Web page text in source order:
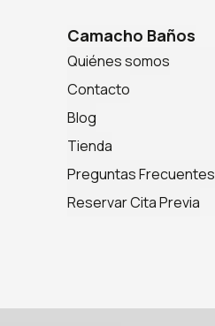
Camacho Baños
Quiénes somos
Contacto
Blog
Tienda
Preguntas Frecuentes
Reservar Cita Previa